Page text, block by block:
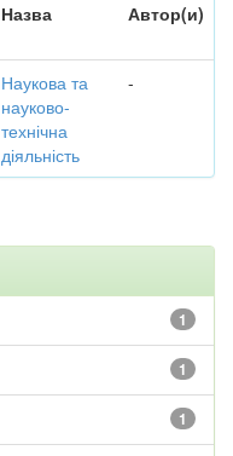
Назва Автор(и)
Наукова та
науково-
технічна
діяльність
-
1
1
1